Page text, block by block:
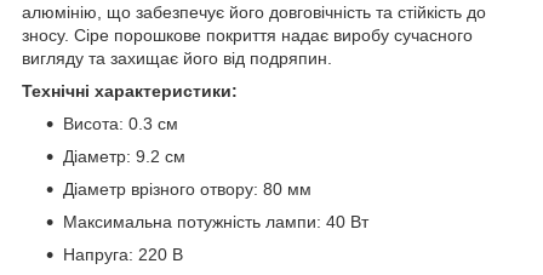
алюмінію, що забезпечує його довговічність та стійкість до
зносу. Сіре порошкове покриття надає виробу сучасного
вигляду та захищає його від подряпин.
Технічні характеристики:
Висота: 0.3 см
Діаметр: 9.2 см
Діаметр врізного отвору: 80 мм
Максимальна потужність лампи: 40 Вт
Напруга: 220 В